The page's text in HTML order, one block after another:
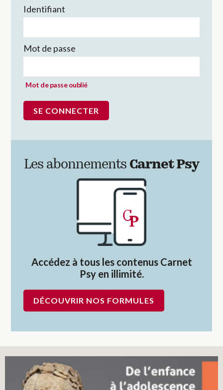
Identifiant
Mot de passe
Mot de passe oublié
Les abonnements Carnet Psy
Accédez à tous les contenus Carnet
Psy en illimité.
DÉCOUVRIR NOS FORMULES